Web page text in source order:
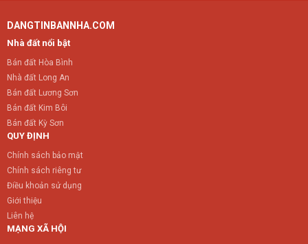
DANGTINBANNHA.COM
Nhà đất nổi bật
Bán đất Hòa Bình
Nhà đất Long An
Bán đất Lương Sơn
Bán đất Kim Bôi
Bán đất Kỳ Sơn
QUY ĐỊNH
Chính sách bảo mật
Chính sách riêng tư
Điều khoản sử dụng
Giới thiệu
Liên hệ
MẠNG XÃ HỘI